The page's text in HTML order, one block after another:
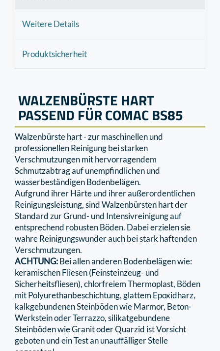
Weitere Details
Produktsicherheit
WALZENBÜRSTE HART
PASSEND FÜR COMAC BS85
Walzenbürste hart - zur maschinellen und
professionellen Reinigung bei starken
Verschmutzungen mit hervorragendem
Schmutzabtrag auf unempﬁndlichen und
wasserbeständigen Bodenbelägen.
Aufgrund ihrer Härte und ihrer außerordentlichen
Reinigungsleistung, sind Walzenbürsten hart der
Standard zur Grund- und Intensivreinigung auf
entsprechend robusten Böden. Dabei erzielen sie
wahre Reinigungswunder auch bei stark haftenden
Verschmutzungen.
ACHTUNG:Bei allen anderen Bodenbelägen wie:
keramischen Fliesen (Feinsteinzeug- und
Sicherheitsﬂiesen), chlorfreiem Thermoplast, Böden
mit Polyurethanbeschichtung, glattem Epoxidharz,
kalkgebundenen Steinböden wie Marmor, Beton-
Werkstein oder Terrazzo, silikatgebundene
Steinböden wie Granit oder Quarzid ist Vorsicht
geboten und ein Test an unauﬀälliger Stelle